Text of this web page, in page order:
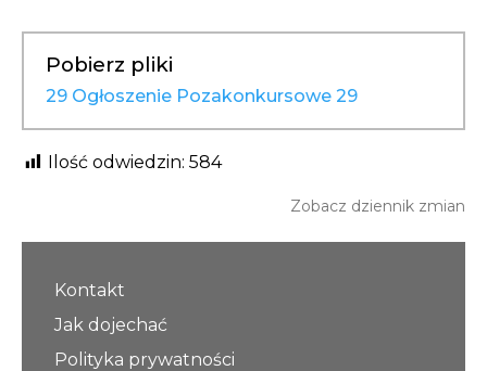
Zamówienia publiczne
Prawo
Pobierz pliki
29 Ogłoszenie Pozakonkursowe 29
Ilość odwiedzin: 584
Zobacz dziennik zmian
Kontakt
Jak dojechać
Polityka prywatności